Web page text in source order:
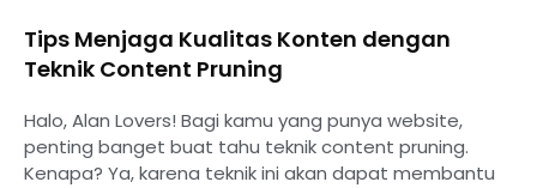
Tips Menjaga Kualitas Konten dengan
Teknik Content Pruning
Halo, Alan Lovers! Bagi kamu yang punya website,
penting banget buat tahu teknik content pruning.
Kenapa? Ya, karena teknik ini akan dapat membantu